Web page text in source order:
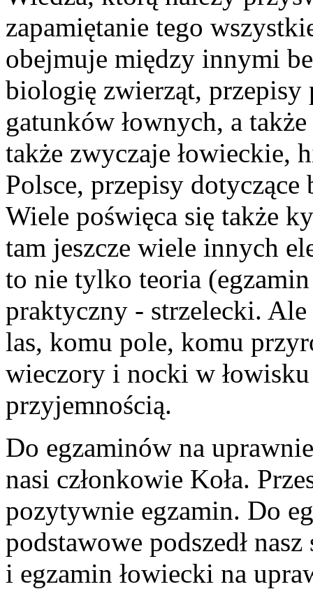
zapamiętanie tego
obejmuje między innymi
biologię zwierząt, przepisy
gatunków łownych, a
także zwyczaje łowieckie,
Polsce, przepisy
Wiele poświęca się także
tam jeszcze wiele innych
to nie tylko teoria
praktyczny - strzelecki.
las, komu pole, komu
wieczory i nocki w
przyjemnością.
Do egzaminów na
nasi członkowie Koła.
pozytywnie egzamin. Do
podstawowe podszedł
i egzamin łowiecki na